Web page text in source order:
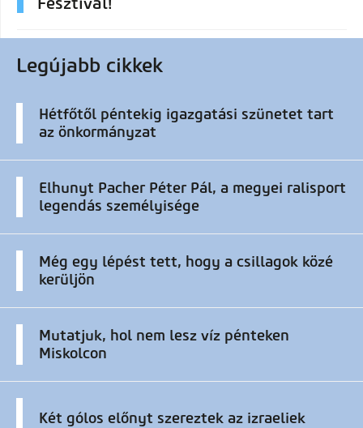
Legújabb cikkek
Hétfőtől péntekig igazgatási szünetet tart
az önkormányzat
Elhunyt Pacher Péter Pál, a megyei ralisport
legendás személyisége
Még egy lépést tett, hogy a csillagok közé
kerüljön
Mutatjuk, hol nem lesz víz pénteken
Miskolcon
Két gólos előnyt szereztek az izraeliek